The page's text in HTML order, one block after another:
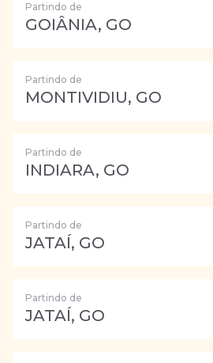
Partindo de
GOIÂNIA, GO
Partindo de
MONTIVIDIU, GO
Partindo de
INDIARA, GO
Partindo de
JATAÍ, GO
Partindo de
JATAÍ, GO